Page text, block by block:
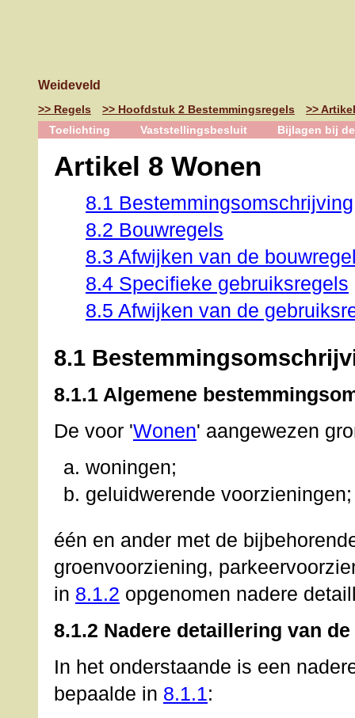
Weideveld
Regels Hoofdstuk 2 Bestemmingsregels
Toelichting
Vaststellingsbesluit Bijlagen bij
Artikel 8 Wonen
8.1 Bestemmingsomschrijving
8.2 Bouwregels
8.3 Afwijken van de
8.4 Specifieke gebruiksregels
8.5 Afwijken van de
8.1
8.1.1 Algemene
De voor 'Wonen' aangewezen
woningen;
geluidwerende voorzieningen;
één en ander met de
groenvoorziening,
in 8.1.2 opgenomen nadere
8.1.2 Nadere detaillering van
In het onderstaande is een
bepaalde in 8.1.1: